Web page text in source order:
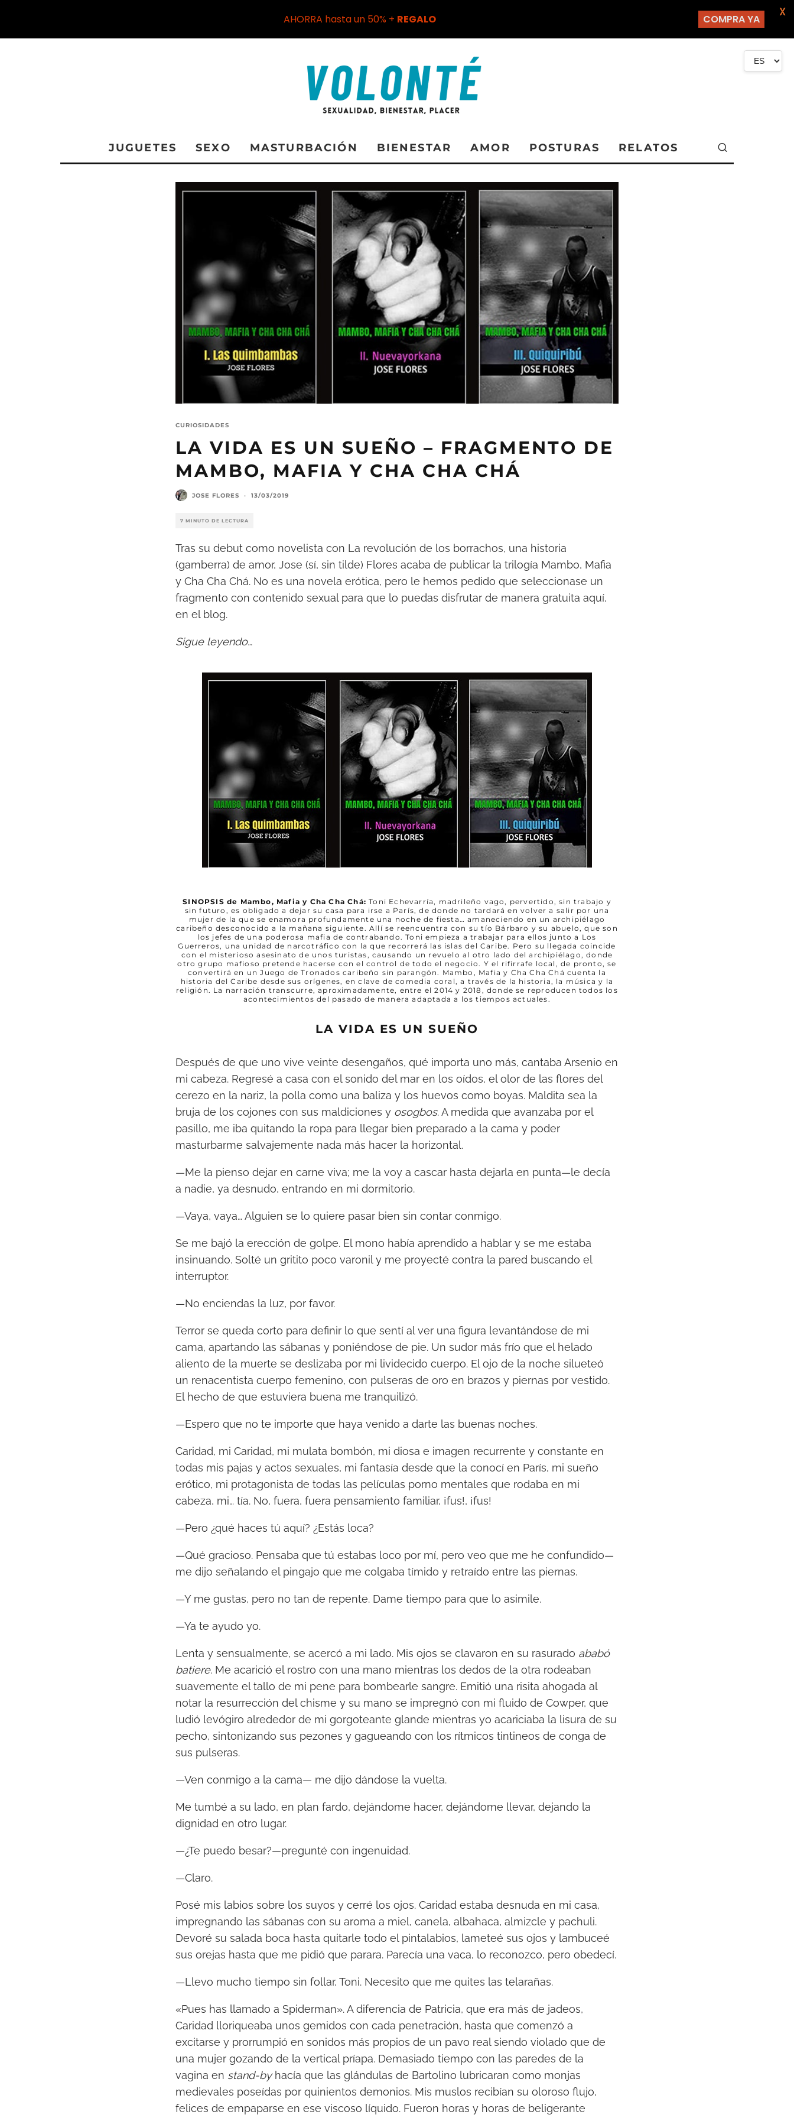
JUGUETES SEXO MASTURBACIÓN BIENESTAR AMOR POSTURAS RELATOS
CURIOSIDADES
LA VIDA ES UN SUEÑO – FRAGMENTO DE
MAMBO, MAFIA Y CHA CHA CHÁ
JOSE FLORES · 13/03/2019
7 MINUTO DE LECTURA
Tras su debut como novelista con La revolución de los borrachos, una historia
(gamberra) de amor, Jose (sí, sin tilde) Flores acaba de publicar la trilogía Mambo, Mafia
y Cha Cha Chá. No es una novela erótica, pero le hemos pedido que seleccionase un
fragmento con contenido sexual para que lo puedas disfrutar de manera gratuita aquí,
en el blog.
Sigue leyendo…
SINOPSIS de Mambo, Mafia y Cha Cha Chá: Toni Echevarría, madrileño vago, pervertido, sin trabajo y
sin futuro, es obligado a dejar su casa para irse a París, de donde no tardará en volver a salir por una
mujer de la que se enamora profundamente una noche de fiesta… amaneciendo en un archipiélago
caribeño desconocido a la mañana siguiente. Allí se reencuentra con su tío Bárbaro y su abuelo, que son
los jefes de una poderosa mafia de contrabando. Toni empieza a trabajar para ellos junto a Los
Guerreros, una unidad de narcotráfico con la que recorrerá las islas del Caribe. Pero su llegada coincide
con el misterioso asesinato de unos turistas, causando un revuelo al otro lado del archipiélago, donde
otro grupo mafioso pretende hacerse con el control de todo el negocio. Y el rifirrafe local, de pronto, se
convertirá en un Juego de Tronados caribeño sin parangón. Mambo, Mafia y Cha Cha Chá cuenta la
historia del Caribe desde sus orígenes, en clave de comedia coral, a través de la historia, la música y la
religión. La narración transcurre, aproximadamente, entre el 2014 y 2018, donde se reproducen todos los
acontecimientos del pasado de manera adaptada a los tiempos actuales.
LA VIDA ES UN SUEÑO
Después de que uno vive veinte desengaños, qué importa uno más, cantaba Arsenio en
mi cabeza. Regresé a casa con el sonido del mar en los oídos, el olor de las flores del
cerezo en la nariz, la polla como una baliza y los huevos como boyas. Maldita sea la
bruja de los cojones con sus maldiciones y osogbos. A medida que avanzaba por el
pasillo, me iba quitando la ropa para llegar bien preparado a la cama y poder
masturbarme salvajemente nada más hacer la horizontal.
—Me la pienso dejar en carne viva; me la voy a cascar hasta dejarla en punta—le decía
a nadie, ya desnudo, entrando en mi dormitorio.
—Vaya, vaya… Alguien se lo quiere pasar bien sin contar conmigo.
Se me bajó la erección de golpe. El mono había aprendido a hablar y se me estaba
insinuando. Solté un gritito poco varonil y me proyecté contra la pared buscando el
interruptor.
—No enciendas la luz, por favor.
Terror se queda corto para definir lo que sentí al ver una figura levantándose de mi
cama, apartando las sábanas y poniéndose de pie. Un sudor más frío que el helado
aliento de la muerte se deslizaba por mi lividecido cuerpo. El ojo de la noche silueteó
un renacentista cuerpo femenino, con pulseras de oro en brazos y piernas por vestido.
El hecho de que estuviera buena me tranquilizó.
—Espero que no te importe que haya venido a darte las buenas noches.
Caridad, mi Caridad, mi mulata bombón, mi diosa e imagen recurrente y constante en
todas mis pajas y actos sexuales, mi fantasía desde que la conocí en París, mi sueño
erótico, mi protagonista de todas las películas porno mentales que rodaba en mi
cabeza, mi… tía. No, fuera, fuera pensamiento familiar, ¡fus!, ¡fus!
—Pero ¿qué haces tú aquí? ¿Estás loca?
—Qué gracioso. Pensaba que tú estabas loco por mí, pero veo que me he confundido—
me dijo señalando el pingajo que me colgaba tímido y retraído entre las piernas.
—Y me gustas, pero no tan de repente. Dame tiempo para que lo asimile.
—Ya te ayudo yo.
Lenta y sensualmente, se acercó a mi lado. Mis ojos se clavaron en su rasurado ababó
batiere. Me acarició el rostro con una mano mientras los dedos de la otra rodeaban
suavemente el tallo de mi pene para bombearle sangre. Emitió una risita ahogada al
notar la resurrección del chisme y su mano se impregnó con mi fluido de Cowper, que
ludió levógiro alrededor de mi gorgoteante glande mientras yo acariciaba la lisura de su
pecho, sintonizando sus pezones y gagueando con los rítmicos tintineos de conga de
sus pulseras.
—Ven conmigo a la cama— me dijo dándose la vuelta.
Me tumbé a su lado, en plan fardo, dejándome hacer, dejándome llevar, dejando la
dignidad en otro lugar.
—¿Te puedo besar?—pregunté con ingenuidad.
—Claro.
Posé mis labios sobre los suyos y cerré los ojos. Caridad estaba desnuda en mi casa,
impregnando las sábanas con su aroma a miel, canela, albahaca, almizcle y pachuli.
Devoré su salada boca hasta quitarle todo el pintalabios, lameteé sus ojos y lambuceé
sus orejas hasta que me pidió que parara. Parecía una vaca, lo reconozco, pero obedecí.
—Llevo mucho tiempo sin follar, Toni. Necesito que me quites las telarañas.
«Pues has llamado a Spiderman». A diferencia de Patricia, que era más de jadeos,
Caridad lloriqueaba unos gemidos con cada penetración, hasta que comenzó a
excitarse y prorrumpió en sonidos más propios de un pavo real siendo violado que de
una mujer gozando de la vertical príapa. Demasiado tiempo con las paredes de la
vagina en stand-byhacía que las glándulas de Bartolino lubricaran como monjas
medievales poseídas por quinientos demonios. Mis muslos recibían su oloroso flujo,
felices de empaparse en ese viscoso líquido. Fueron horas y horas de beligerante
AHORRA hasta un 50% + REGALO COMPRA YA
X